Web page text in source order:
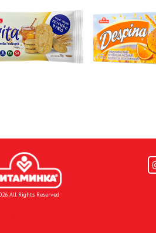
All Rights Reserved